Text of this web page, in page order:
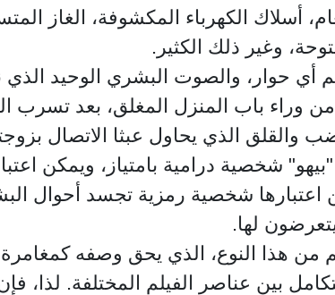
أسلاك الكهرباء المكشوفة، الغاز
وغير ذلك الكثير.
أي حوار، والصوت البشري الوحيد
من وراء باب المنزل المغلق، بعد
والقلق الذي يحاول عبثا الاتصال
شخصية درامية بامتياز، ويمكن
اعتبارها شخصية رمزية تجسد أحوال
لها.
من هذا النوع، الذي يحق وصفه
بين عناصر الفيلم المختلفة.